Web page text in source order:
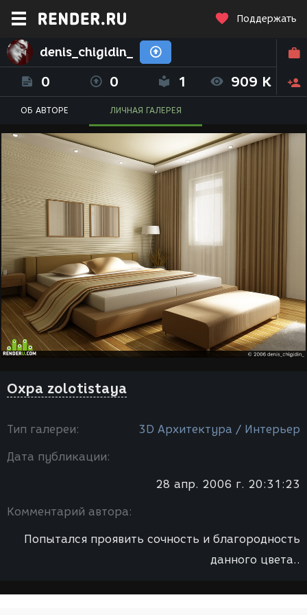
Поддержать
denis_chigidin_
0 0 1 909 K
ОБ АВТОРЕ ЛИЧНАЯ ГАЛЕРЕЯ
Охра zolotistaya
Тип галереи: 3D Архитектура / Интерьер
Дата публикации:
28 апр. 2006 г. 20:31:23
Комментарий автора:
Попытался проявить сочность и благородность
данного цвета..